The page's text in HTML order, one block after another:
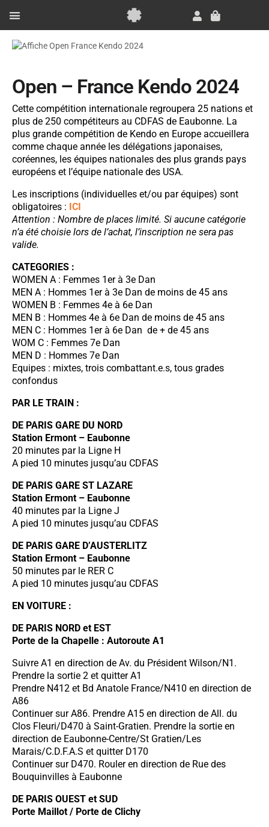
contenu
Panier
Open – France Kendo 2024
Cette compétition internationale regroupera 25 nations et
plus de 250 compétiteurs au CDFAS de Eaubonne. La
plus grande compétition de Kendo en Europe accueillera
comme chaque année les délégations japonaises,
coréennes, les équipes nationales des plus grands pays
européens et l’équipe nationale des USA.
Les inscriptions (individuelles et/ou par équipes) sont
obligatoires : ICI
Attention : Nombre de places limité. Si aucune catégorie
n’a été choisie lors de l’achat, l’inscription ne sera pas
valide.
CATEGORIES :
WOMEN A : Femmes 1er à 3e Dan
MEN A : Hommes 1er à 3e Dan de moins de 45 ans
WOMEN B : Femmes 4e à 6e Dan
MEN B : Hommes 4e à 6e Dan de moins de 45 ans
MEN C : Hommes 1er à 6e Dan de + de 45 ans
WOM C : Femmes 7e Dan
MEN D : Hommes 7e Dan
Equipes : mixtes, trois combattant.e.s, tous grades
confondus
PAR LE TRAIN :
DE PARIS GARE DU NORD
Station Ermont – Eaubonne
20 minutes par la Ligne H
A pied 10 minutes jusqu’au CDFAS
DE PARIS GARE ST LAZARE
Station Ermont – Eaubonne
40 minutes par la Ligne J
A pied 10 minutes jusqu’au CDFAS
DE PARIS GARE D’AUSTERLITZ
Station Ermont – Eaubonne
50 minutes par le RER C
A pied 10 minutes jusqu’au CDFAS
EN VOITURE :
DE PARIS NORD et EST
Porte de la Chapelle : Autoroute A1
Suivre A1 en direction de Av. du Président Wilson/N1.
Prendre la sortie 2 et quitter A1
Prendre N412 et Bd Anatole France/N410 en direction de
A86
Continuer sur A86. Prendre A15 en direction de All. du
Clos Fleuri/D470 à Saint-Gratien. Prendre la sortie en
direction de Eaubonne-Centre/St Gratien/Les
Marais/C.D.F.A.S et quitter D170
Continuer sur D470. Rouler en direction de Rue des
Bouquinvilles à Eaubonne
DE PARIS OUEST et SUD
Porte Maillot / Porte de Clichy